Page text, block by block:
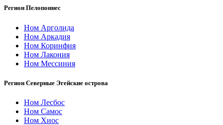
Регион Пелопоннес
Ном Арголида
Ном Аркадия
Ном Коринфия
Ном Лакония
Ном Мессиния
Регион Северные Эгейские острова
Ном Лесбос
Ном Самос
Ном Хиос